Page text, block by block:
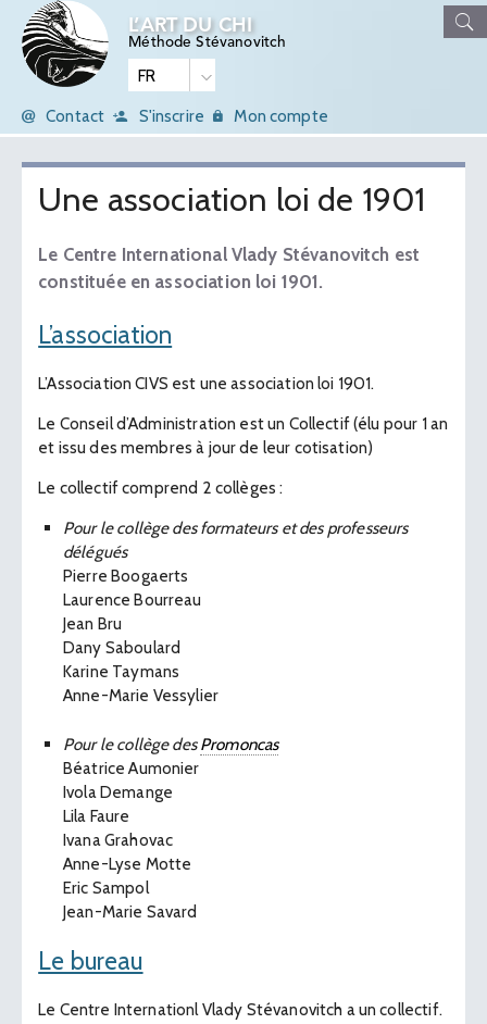
L’ART DU CHI
Méthode Stévanovitch
Contact S'inscrire Mon compte
Une association loi de 1901
Le Centre International Vlady Stévanovitch est
constituée en association loi 1901.
L’association
L’Association CIVS est une association loi 1901.
Le Conseil d’Administration est un Collectif (élu pour 1 an
et issu des membres à jour de leur cotisation)
Le collectif comprend 2 collèges :
Pour le collège des formateurs et des professeurs
délégués
Pierre Boogaerts
Laurence Bourreau
Jean Bru
Dany Saboulard
Karine Taymans
Anne-Marie Vessylier
Pour le collège desPromoncas
Béatrice Aumonier
Ivola Demange
Lila Faure
Ivana Grahovac
Anne-Lyse Motte
Eric Sampol
Jean-Marie Savard
Le bureau
Le Centre Internationl Vlady Stévanovitch a un collectif.